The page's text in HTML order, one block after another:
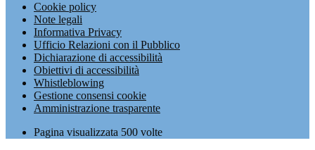
Cookie policy
Note legali
Informativa Privacy
Ufficio Relazioni con il Pubblico
Dichiarazione di accessibilità
Obiettivi di accessibilità
Whistleblowing
Gestione consensi cookie
Amministrazione trasparente
Pagina visualizzata 500 volte